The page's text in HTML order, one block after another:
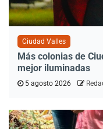
Ciudad Valles
Más colonias de
mejor iluminadas
5 agosto 2026